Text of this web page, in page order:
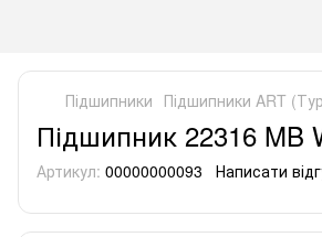
Підшипники Підшипники ART
Підшипник 22316 MB
Артикул: 00000000093 Написати